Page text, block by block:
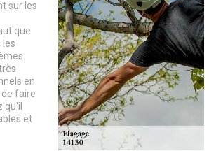
sur les
que
les
en
de faire
qu'il
et